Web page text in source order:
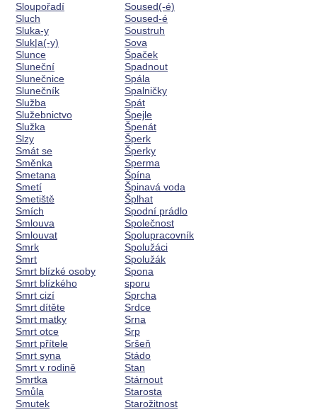
Sloupořadí
Sluch
Sluka-y
Sluk|a(-y)
Slunce
Sluneční
Slunečnice
Slunečník
Služba
Služebnictvo
Služka
Slzy
Smát se
Směnka
Smetana
Smetí
Smetiště
Smích
Smlouva
Smlouvat
Smrk
Smrt
Smrt blízké osoby
Smrt blízkého
Smrt cizí
Smrt dítěte
Smrt matky
Smrt otce
Smrt přítele
Smrt syna
Smrt v rodině
Smrtka
Smůla
Smutek
Soused(-é)
Soused-é
Soustruh
Sova
Špaček
Spadnout
Spála
Spalničky
Spát
Špejle
Špenát
Šperk
Šperky
Sperma
Špína
Špinavá voda
Šplhat
Spodní prádlo
Společnost
Spolupracovník
Spolužáci
Spolužák
Spona
sporu
Sprcha
Srdce
Srna
Srp
Sršeň
Stádo
Stan
Stárnout
Starosta
Starožitnost